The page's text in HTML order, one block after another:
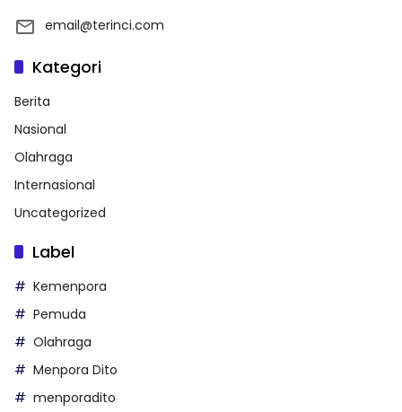
email@terinci.com
Kategori
Berita
Nasional
Olahraga
Internasional
Uncategorized
Label
Kemenpora
Pemuda
Olahraga
Menpora Dito
menporadito